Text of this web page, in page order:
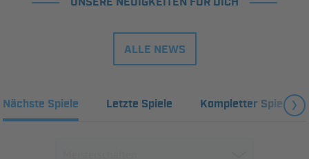
ALLE NEWS
Nächste Spiele Letzte Spiele Kompletter Spielplan